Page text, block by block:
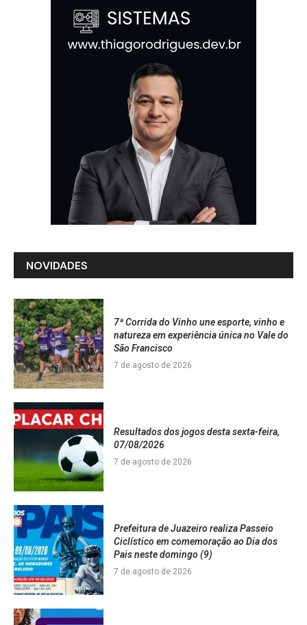
NOVIDADES
7ª Corrida do Vinho une esporte, vinho e
natureza em experiência única no Vale do
São Francisco
7 de agosto de 2026
Resultados dos jogos desta sexta-feira,
07/08/2026
7 de agosto de 2026
Prefeitura de Juazeiro realiza Passeio
Ciclístico em comemoração ao Dia dos
Pais neste domingo (9)
7 de agosto de 2026